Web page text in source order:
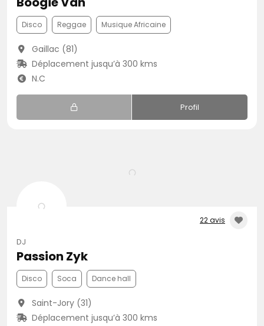
Disco Reggae Musique Africaine
Gaillac (81)
Déplacement jusqu’à 300 kms
N.C
Profil
22 avis
DJ
Passion Zyk
Disco Soca Dance hall
Saint-Jory (31)
Déplacement jusqu’à 300 kms